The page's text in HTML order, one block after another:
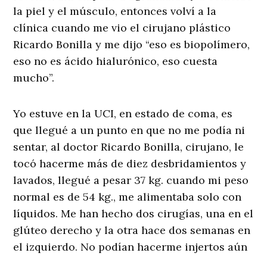
la piel y el músculo, entonces volví a la
clínica cuando me vio el cirujano plástico
Ricardo Bonilla y me dijo “eso es biopolímero,
eso no es ácido hialurónico, eso cuesta
mucho”.
Yo estuve en la UCI, en estado de coma, es
que llegué a un punto en que no me podía ni
sentar, al doctor Ricardo Bonilla, cirujano, le
tocó hacerme más de diez desbridamientos y
lavados, llegué a pesar 37 kg. cuando mi peso
normal es de 54 kg., me alimentaba solo con
líquidos. Me han hecho dos cirugías, una en el
glúteo derecho y la otra hace dos semanas en
el izquierdo. No podían hacerme injertos aún